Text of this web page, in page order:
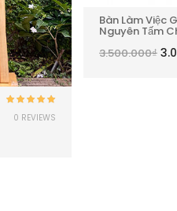
Được xếp
hạng5.00 5
0 REVIEWS
Bàn Làm Việc
Nguyên Tấm
3.500.000₫